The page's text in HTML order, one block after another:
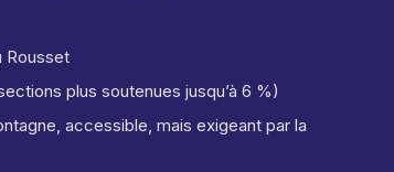
Rousset
plus soutenues jusqu’à 6 %)
accessible, mais exigeant par la